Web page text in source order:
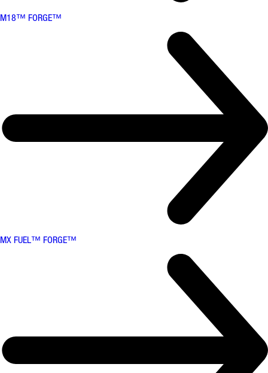
M18™ FORGE™
MX FUEL™ FORGE™